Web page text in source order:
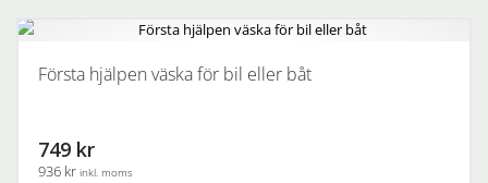
Första hjälpen väska för bil eller båt
749 kr
936 kr inkl. moms